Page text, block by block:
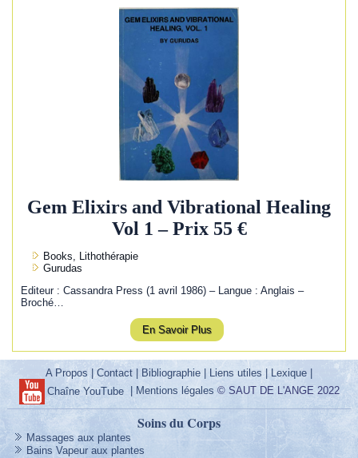
Gem Elixirs and Vibrational Healing
Vol 1 – Prix 55 €
Books, Lithothérapie
Gurudas
Editeur : Cassandra Press (1 avril 1986) – Langue : Anglais –
Broché…
En Savoir Plus
A Propos |Contact | Bibliographie | Liens utiles| Lexique |
Chaîne YouTube| Mentions légales © SAUT DE L'ANGE 2022
Soins du Corps
Massages aux plantes
Bains Vapeur aux plantes